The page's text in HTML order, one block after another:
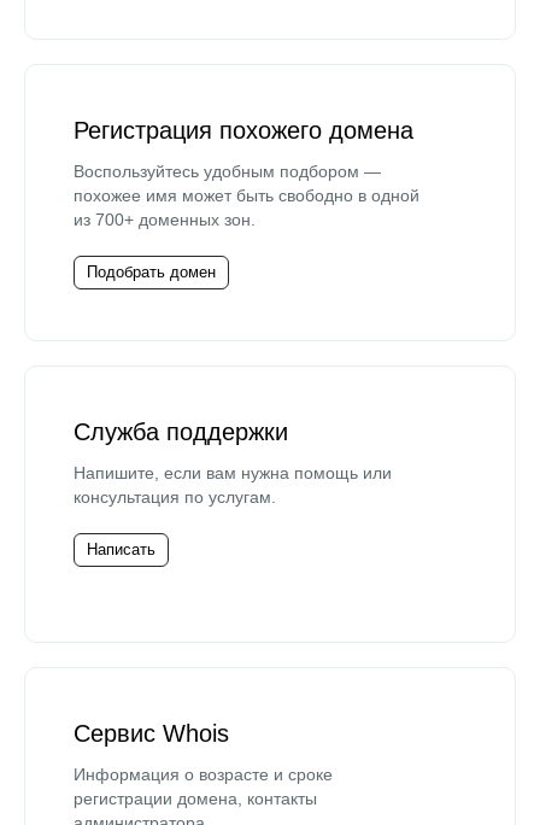
Регистрация похожего домена
Воспользуйтесь удобным подбором —
похожее имя может быть свободно в одной
из 700+ доменных зон.
Подобрать домен
Служба поддержки
Напишите, если вам нужна помощь или
консультация по услугам.
Написать
Сервис Whois
Информация о возрасте и сроке
регистрации домена, контакты